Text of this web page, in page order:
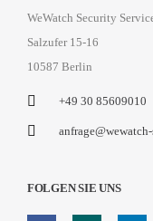
WeWatch Security
Salzufer 15-16
10587 Berlin
+49 30 85609010
FOLGEN SIE UNS